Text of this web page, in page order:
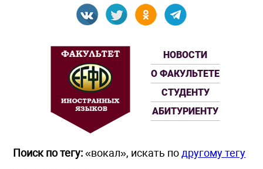
НОВОСТИ
О ФАКУЛЬТЕТЕ
СТУДЕНТУ
АБИТУРИЕНТУ
Поиск по тегу:«вокал», искать по другому тегу